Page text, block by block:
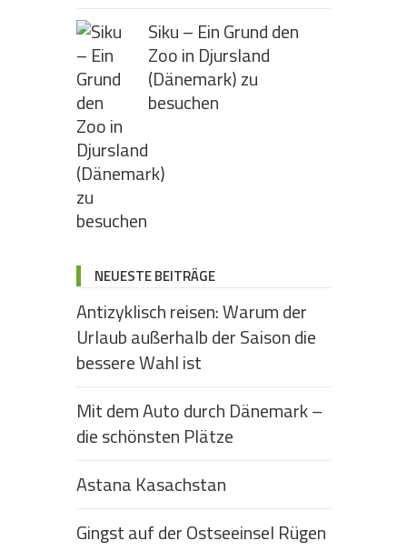
Siku – Ein Grund den
Zoo in Djursland
(Dänemark) zu
besuchen
NEUESTE BEITRÄGE
Antizyklisch reisen: Warum der
Urlaub außerhalb der Saison die
bessere Wahl ist
Mit dem Auto durch Dänemark –
die schönsten Plätze
Astana Kasachstan
Gingst auf der Ostseeinsel Rügen